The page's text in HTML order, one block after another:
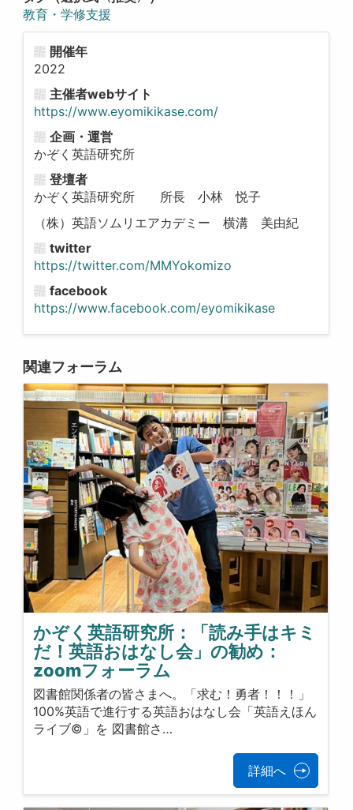
教育・学修支援
開催年
2022
主催者webサイト
https://www.eyomikikase.com/
企画・運営
かぞく英語研究所
登壇者
かぞく英語研究所 所長 小林 悦子
（株）英語ソムリエアカデミー 横溝 美由紀
twitter
https://twitter.com/MMYokomizo
facebook
https://www.facebook.com/eyomikikase
関連フォーラム
かぞく英語研究所：「読み手はキミ
だ！英語おはなし会」の勧め：
zoomフォーラム
図書館関係者の皆さまへ。「求む！勇者！！！」
100%英語で進行する英語おはなし会「英語えほん
ライブ©」を 図書館さ…
詳細へ